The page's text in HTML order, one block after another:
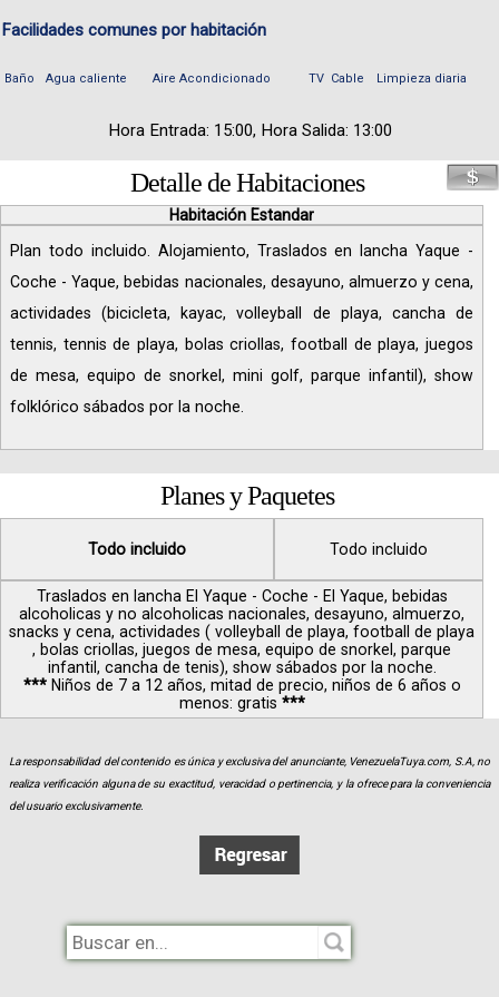
Facilidades comunes por habitación
Baño Agua caliente Aire Acondicionado TV Cable Limpieza diaria
Hora Entrada: 15:00, Hora Salida: 13:00
Detalle de Habitaciones
Habitación Estandar
Plan todo incluido. Alojamiento, Traslados en lancha Yaque -
Coche - Yaque, bebidas nacionales, desayuno, almuerzo y cena,
actividades (bicicleta, kayac, volleyball de playa, cancha de
tennis, tennis de playa, bolas criollas, football de playa, juegos
de mesa, equipo de snorkel, mini golf, parque infantil), show
folklórico sábados por la noche.
Planes y Paquetes
Todo incluido Todo incluido
Traslados en lancha El Yaque - Coche - El Yaque, bebidas
alcoholicas y no alcoholicas nacionales, desayuno, almuerzo,
snacks y cena, actividades ( volleyball de playa, football de playa
, bolas criollas, juegos de mesa, equipo de snorkel, parque
infantil, cancha de tenis), show sábados por la noche.
***Niños de 7 a 12 años, mitad de precio, niños de 6 años o
menos: gratis ***
La responsabilidad del contenido es única y exclusiva del anunciante, VenezuelaTuya.com, S.A, no
realiza verificación alguna de su exactitud, veracidad o pertinencia, y la ofrece para la conveniencia
del usuario exclusivamente.